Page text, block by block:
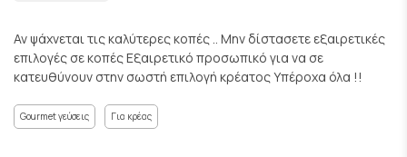
Αν ψάχνεται τις καλύτερες κοπές .. Μην δίστασετε εξαιρετικές
επιλογές σε κοπές Εξαιρετικό προσωπικό για να σε
κατευθύνουν στην σωστή επιλογή κρέατος Υπέροχα όλα !!
Gourmet γεύσεις Για κρέας